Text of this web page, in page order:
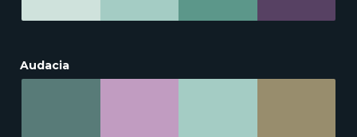
Audacia